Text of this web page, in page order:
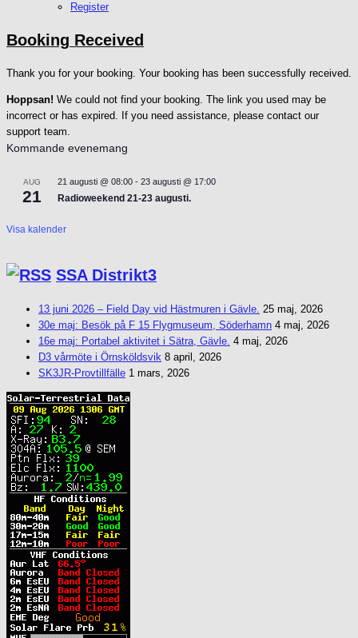
Register
Booking Received
Thank you for your booking. Your booking has been successfully received.
Hoppsan! We could not find your booking. The link you used may be
incorrect or has expired. If you need assistance, please contact our
support team.
Kommande evenemang
AUG
21
21 augusti @ 08:00 - 23 augusti @ 17:00
Radioweekend 21-23 augusti.
Visa kalender
SSA Distrikt3
13 juni 2026 – Field Day vid Hästmuren i Gävle. 25 maj, 2026
30e maj: Besök på F 15 Flygmuseum, Söderhamn 4 maj, 2026
16e maj: Portabel aktivitet i Sätra, Gävle. 4 maj, 2026
D3 vårmöte i Örnsköldsvik 8 april, 2026
SK3JR-Provtillfälle 1 mars, 2026